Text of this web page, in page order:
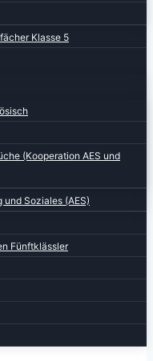
Klasse 5
(Kooperation AES und
und Soziales (AES)
Fünftklässler